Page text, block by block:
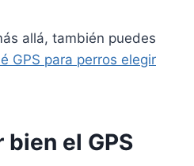
allá, también puedes
GPS para perros elegir
el GPS